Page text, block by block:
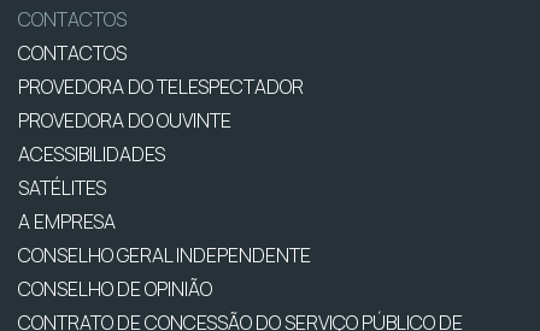
CONTACTOS
CONTACTOS
PROVEDORA DO TELESPECTADOR
PROVEDORA DO OUVINTE
ACESSIBILIDADES
SATÉLITES
A EMPRESA
CONSELHO GERAL INDEPENDENTE
CONSELHO DE OPINIÃO
CONTRATO DE CONCESSÃO DO SERVIÇO PÚBLICO DE